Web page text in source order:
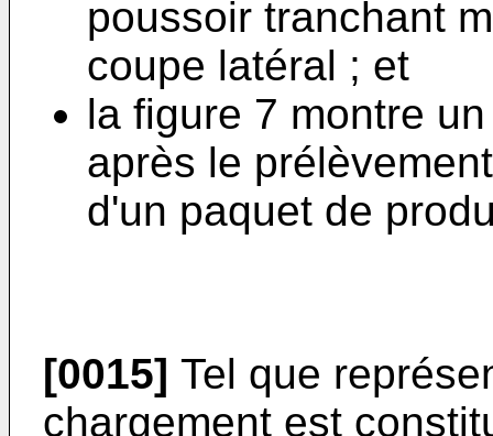
poussoir tranchant
coupe latéral ; et
la figure 7 montre
après le
d'un paquet de
[0015] Tel que
chargement est